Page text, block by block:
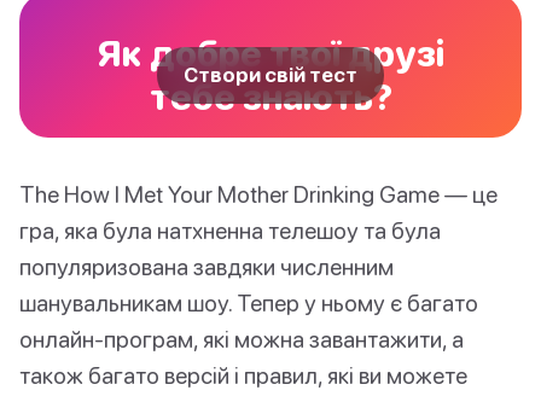
Як добре твої друзі
тебе знають?
Створи свій тест
The How I Met Your Mother Drinking Game — це
гра, яка була натхненна телешоу та була
популяризована завдяки численним
шанувальникам шоу. Тепер у ньому є багато
онлайн-програм, які можна завантажити, а
також багато версій і правил, які ви можете